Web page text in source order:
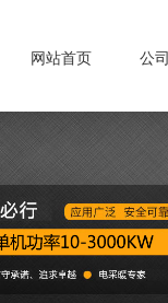
网站首页 公